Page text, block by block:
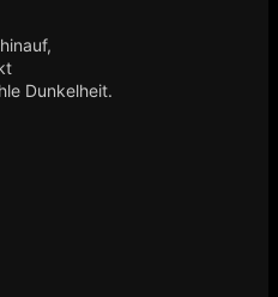
Dunkelheit.